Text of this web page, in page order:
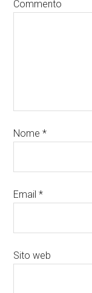
Commento
Nome*
Email*
Sito web